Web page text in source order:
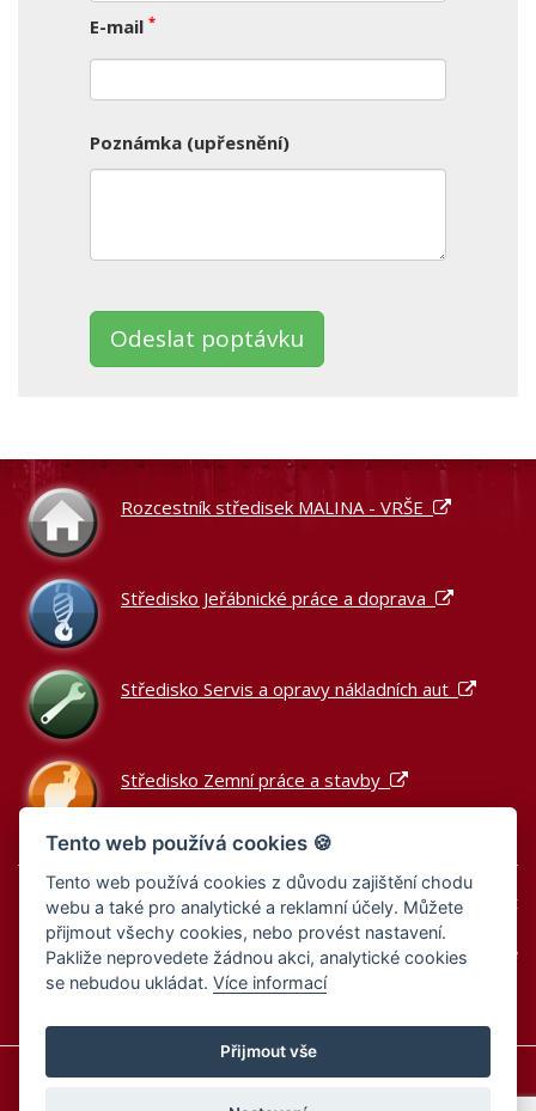
E-mail *
Poznámka (upřesnění)
Rozcestník středisek MALINA - VRŠE
Středisko Jeřábnické práce a doprava
Středisko Servis a opravy nákladních aut
Středisko Zemní práce a stavby
Podle zákona o evidenci tržeb je prodávající povinen vystavit
kupujícímu účtenku.
Zároveň je povinen zaevidovat přijatou tržbu u správce daně
online; v případě technického výpadku pak nejpozději do 48
hodin.
Informace o cookies
Zásady zpracování osobních údajů
Zásady zpracování osobních údajů – výběrová řízení
Tento web používá cookies 🍪
Tento web používá cookies z důvodu zajištění chodu
webu a také pro analytické a reklamní účely. Můžete
přijmout všechy cookies, nebo provést nastavení.
Pakliže neprovedete žádnou akci, analytické cookies
se nebudou ukládat.Více informací
Přijmout vše